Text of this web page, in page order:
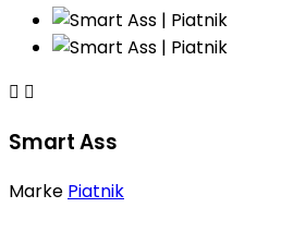
 
Smart Ass
Marke Piatnik